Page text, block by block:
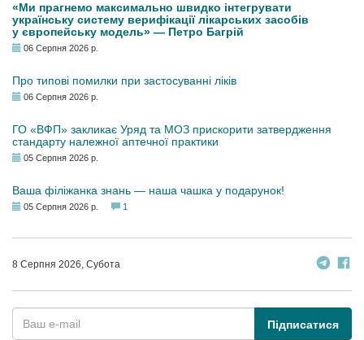
«Ми прагнемо максимально швидко інтегрувати
українську систему верифікації лікарських засобів
у європейську модель» — Петро Багрій
06 Серпня 2026 р.
Про типові помилки при застосуванні ліків
06 Серпня 2026 р.
ГО «ВФП» закликає Уряд та МОЗ прискорити затвердження
стандарту належної аптечної практики
05 Серпня 2026 р.
Ваша філіжанка знань — наша чашка у подарунок!
05 Серпня 2026 р. 1
8 Серпня 2026, Субота
Підписатися